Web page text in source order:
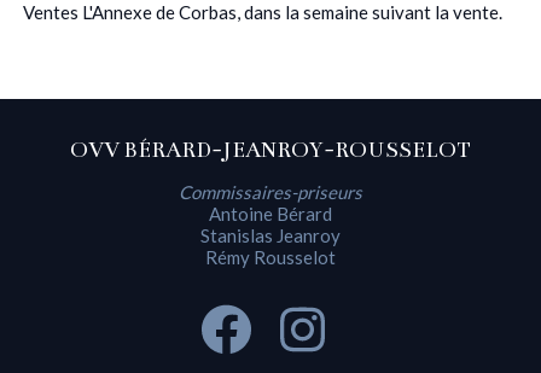
Ventes L'Annexe de Corbas, dans la semaine suivant la vente.
OVV BÉRARD-JEANROY-ROUSSELOT
Commissaires-priseurs
Antoine Bérard
Stanislas Jeanroy
Rémy Rousselot